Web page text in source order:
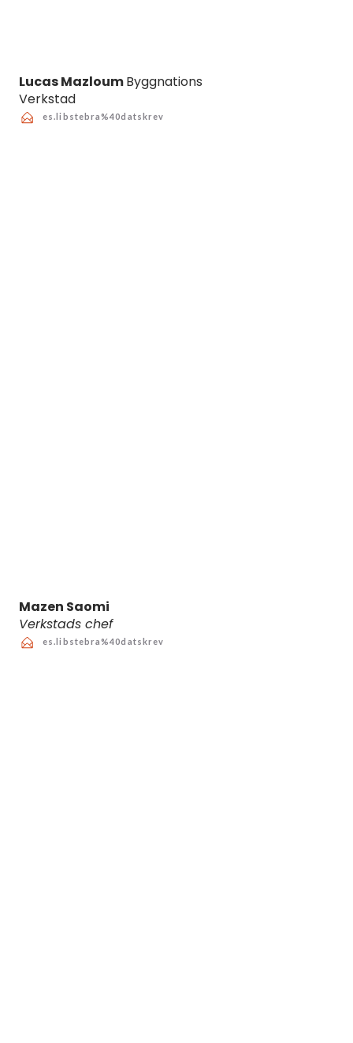
Lucas MazloumByggnations
Verkstad
es.libstebra%40datskrev
Mazen Saomi
Verkstads chef
es.libstebra%40datskrev